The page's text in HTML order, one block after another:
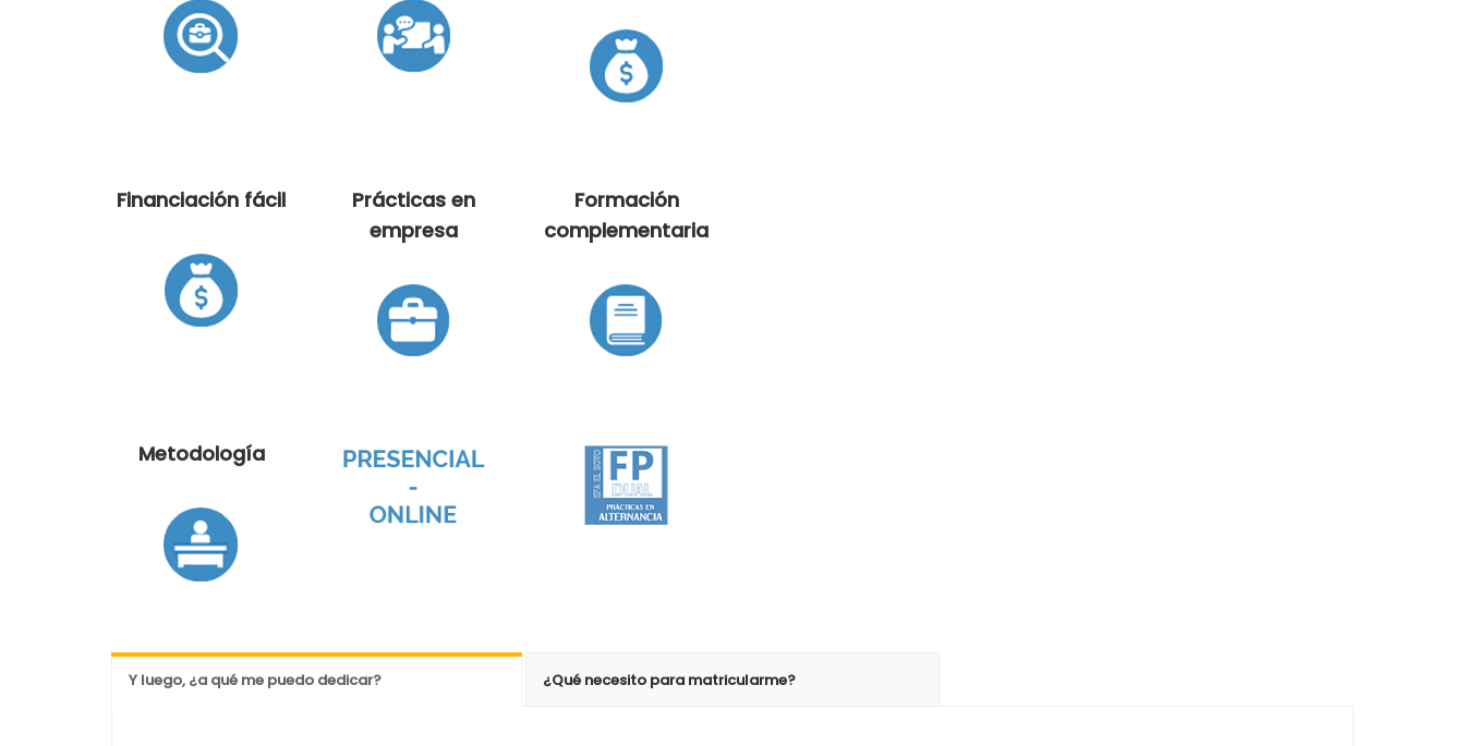
Financiación fácil
Prácticas en
empresa
Formación
complementaria
Metodología
Y luego, ¿a qué me puedo dedicar? ¿Qué necesito para matricularme?